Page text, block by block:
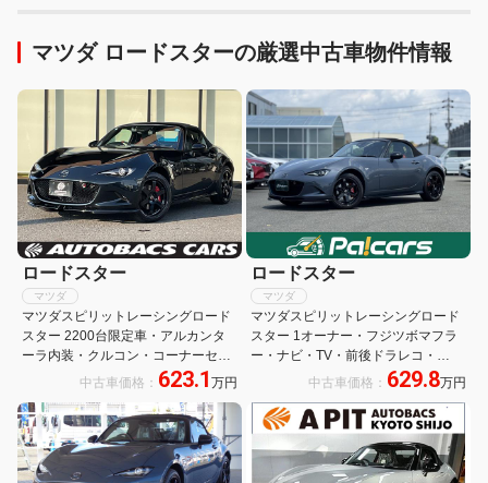
マツダ ロードスターの厳選中古車物件情報
ロードスター
マツダ
マツダスピリットレーシングロード
スター 2200台限定車・アルカンタ
ーラ内装・クルコン・コーナーセン
サー・ETC・ドラレコ・シートヒー
ター・純正オーディオモニター・フ
ルセグ・アップルカープレイ・純正
オプションフジツボ匠マフラー
中古車価格： 623.1 万円
ロードスター
マツダ
マツダスピリットレーシングロード
スター 1オーナー・フジツボマフラ
ー・ナビ・TV・前後ドラレコ・
ETC・バックカメラ・親水ブルーミ
ラー・BOSE・RECAROシート・
RAYSホイール・Bremboキャリパ
ー・専用フロアマット・保証継承
中古車価格： 629.8万円